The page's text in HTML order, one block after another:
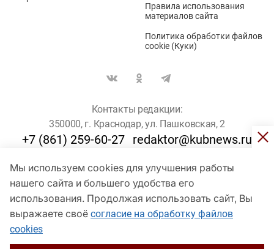
Мы используем cookies для улучшения работы
нашего сайта и большего удобства его
использования. Продолжая использовать сайт, Вы
выражаете своё согласие на обработку файлов
cookies
Правила использования
материалов сайта
Политика обработки файлов
cookie (Куки)
Контакты редакции:
350000, г. Краснодар, ул. Пашковская, 2
+7 (861) 259-60-27 redaktor@kubnews.ru
Для пользователей старше 16 лет
© Кубанские Новости, 2017
Сетевое издание «kubnews» зарегистрировано Федеральной
службой по надзору в сфере связи, информационных технологий
и массовых коммуникаций (Роскомнадзор). Регистрационный